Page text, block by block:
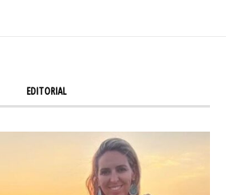
EDITORIAL